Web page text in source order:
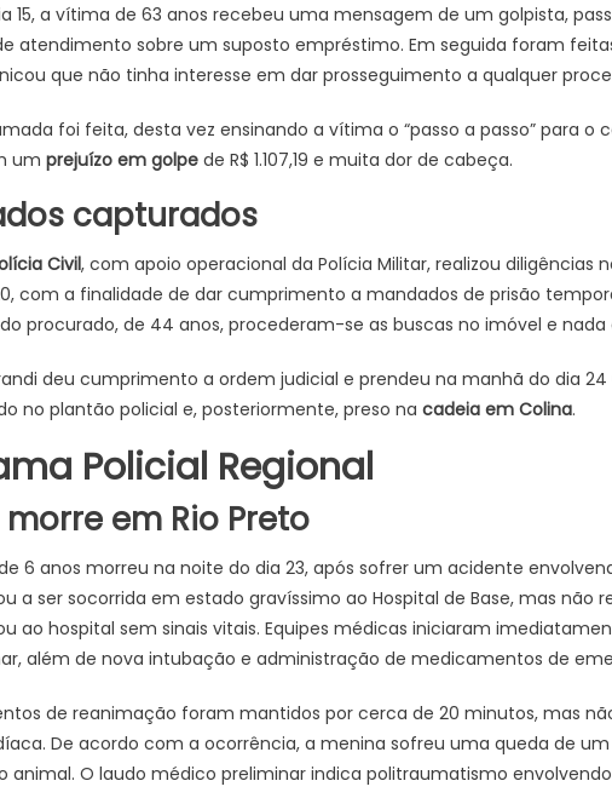
15, a vítima de 63 anos recebeu uma mensagem de um golpista,
atendimento sobre um suposto empréstimo. Em seguida foram
que não tinha interesse em dar prosseguimento a qualquer
foi feita, desta vez ensinando a vítima o “passo a passo” para o
um prejuízo em golpede R$ 1.107,19 e muita dor de cabeça.
capturados
Civil, com apoio operacional da Polícia Militar, realizou diligências
com a finalidade de dar cumprimento a mandados de prisão
procurado, de 44 anos, procederam-se as buscas no imóvel e
deu cumprimento a ordem judicial e prendeu na manhã do dia
no plantão policial e, posteriormente, preso na cadeia em Colina.
Policial Regional
em Rio Preto
6 anos morreu na noite do dia 23, após sofrer um acidente
a ser socorrida em estado gravíssimo ao Hospital de Base, mas não
ao hospital sem sinais vitais. Equipes médicas iniciaram
além de nova intubação e administração de medicamentos de
de reanimação foram mantidos por cerca de 20 minutos, mas
De acordo com a ocorrência, a menina sofreu uma queda de
animal. O laudo médico preliminar indica politraumatismo